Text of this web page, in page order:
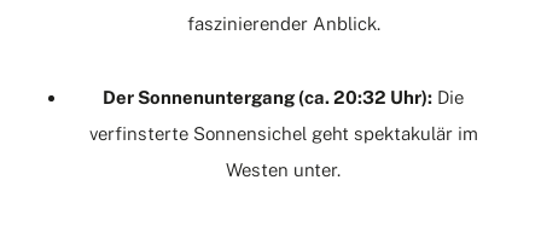
faszinierender Anblick.
Der Sonnenuntergang (ca.20:32 Uhr): Die
verfinsterte Sonnensichel geht spektakulär im
Westen unter.